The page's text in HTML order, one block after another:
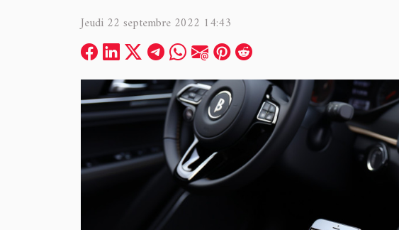
Jeudi 22 septembre 2022 14:43